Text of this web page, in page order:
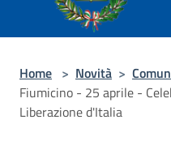
Home > Novità >
Fiumicino - 25 aprile -
Liberazione d'Italia